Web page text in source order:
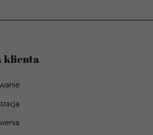
klienta